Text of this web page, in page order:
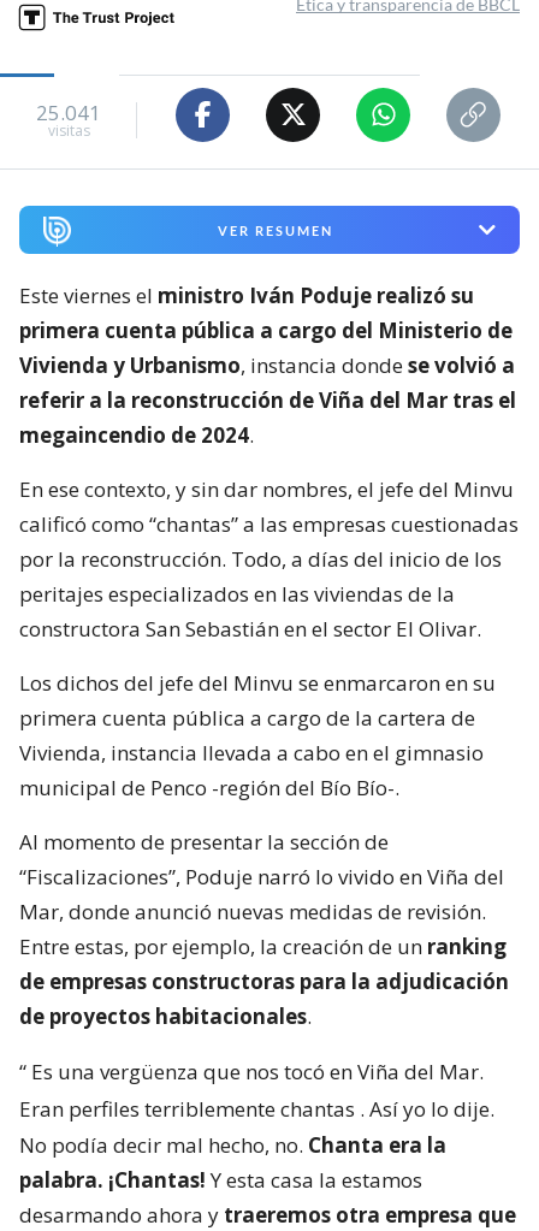
25.041
visitas
VER RESUMEN
Este viernes el ministro Iván Poduje realizó su
primera cuenta pública a cargo del Ministerio de
Vivienda y Urbanismo, instancia dondese volvió a
referir a la reconstrucción de Viña del Mar tras el
megaincendio de 2024.
En ese contexto, y sin dar nombres, el jefe del Minvu
calificó como “chantas” a las empresas cuestionadas
por la reconstrucción. Todo, a días del inicio de los
peritajes especializados en las viviendas de la
constructora San Sebastián en el sector El Olivar.
Los dichos del jefe del Minvu se enmarcaron en su
primera cuenta pública a cargo de la cartera de
Vivienda, instancia llevada a cabo en el gimnasio
municipal de Penco -región del Bío Bío-.
Al momento de presentar la sección de
“Fiscalizaciones”, Poduje narró lo vivido en Viña del
Mar, donde anunció nuevas medidas de revisión.
Entre estas, por ejemplo, la creación de un ranking
de empresas constructoras para la adjudicación
de proyectos habitacionales.
“ Es una vergüenza que nos tocó en Viña del Mar.
Eran perfiles terriblemente chantas . Así yo lo dije.
No podía decir mal hecho, no. Chanta era la
palabra. ¡Chantas!Y esta casa la estamos
desarmando ahora y traeremos otra empresa que